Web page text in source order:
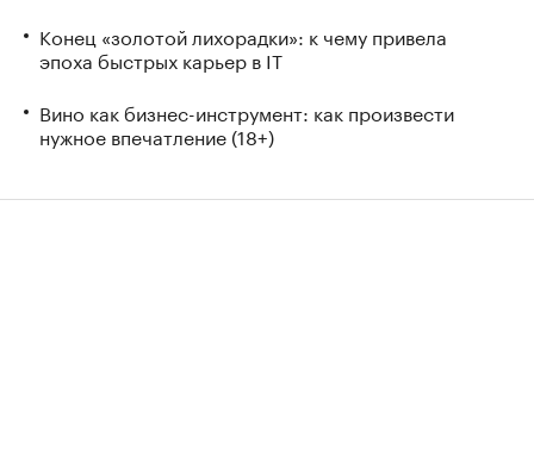
Конец «золотой лихорадки»: к чему привела
эпоха быстрых карьер в IT
Вино как бизнес-инструмент: как произвести
нужное впечатление (18+)